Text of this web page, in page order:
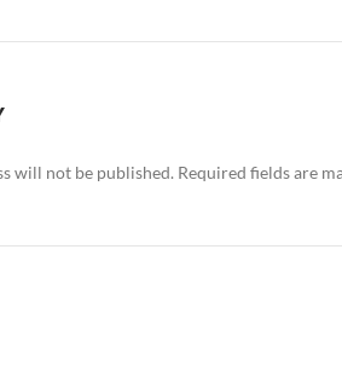
will not be published. Required fields are